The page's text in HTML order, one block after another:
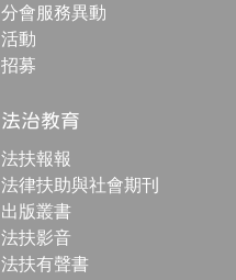
分會服務異動
活動
招募
法治教育
法扶報報
法律扶助與社會期刊
出版叢書
法扶影音
法扶有聲書